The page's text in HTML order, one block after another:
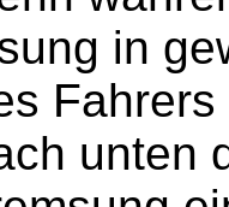
in
unten